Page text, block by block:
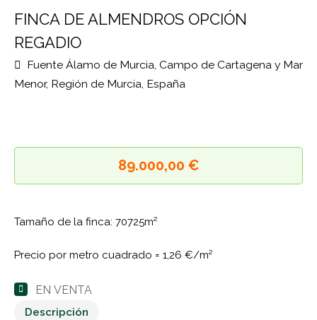
EN VENTA
FINCA DE ALMENDROS OPCIÓN
REGADIO
89.000,00 €
Tamaño de la finca: 70725m²
Precio por metro cuadrado = 1,26 €/m²
EN VENTA
Descripción